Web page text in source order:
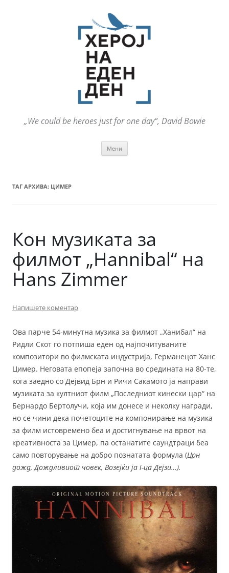
„We could be heroes just for one day“, David Bowie
Мени
ТАГ АРХИВА: ЦИМЕР
Кон музиката за
филмот „Hannibal“ на
Hans Zimmer
Напишете коментар
Ова парче 54-минутна музика за филмот „Ханибал“ на
Ридли Скот го потпиша еден од најпочитуваните
композитори во филмската индустрија, Германецот Ханс
Цимер. Неговата епопеја започна во средината на 80-те,
кога заедно со Дејвид Брн и Ричи Сакамото ја направи
музиката за култниот филм „Последниот кинески цар“ на
Бернардо Бертолучи, која им донесе и неколку награди,
но се чини дека почетоците на компонирање на музика
за филм истовремено беа и достигнување на врвот на
креативноста за Цимер, па останатите саундтраци беа
само повторување на добро познатата формула (Црн
дожд, Дождливиот човек, Возејќи ја г-ца Дејзи…).